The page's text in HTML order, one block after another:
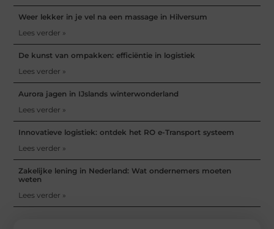
Weer lekker in je vel na een massage in Hilversum
Lees verder »
De kunst van ompakken: efficiëntie in logistiek
Lees verder »
Aurora jagen in IJslands winterwonderland
Lees verder »
Innovatieve logistiek: ontdek het RO e-Transport systeem
Lees verder »
Zakelijke lening in Nederland: Wat ondernemers moeten
weten
Lees verder »